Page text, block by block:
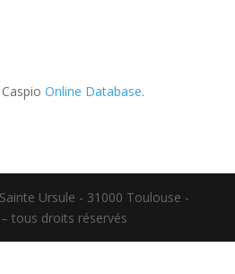
Online Database.
Ursule - 31000 Toulouse -
tous droits réservés